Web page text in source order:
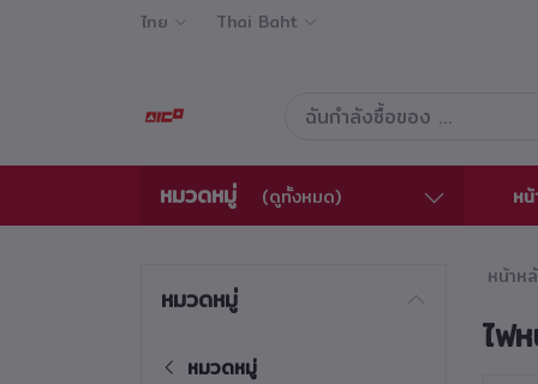
ไทย Thai Baht
หมวดหมู่ (ดูทั้งหมด) ห
หมวดหมู่
หมวดหมู่
หน้าห
ไฟ